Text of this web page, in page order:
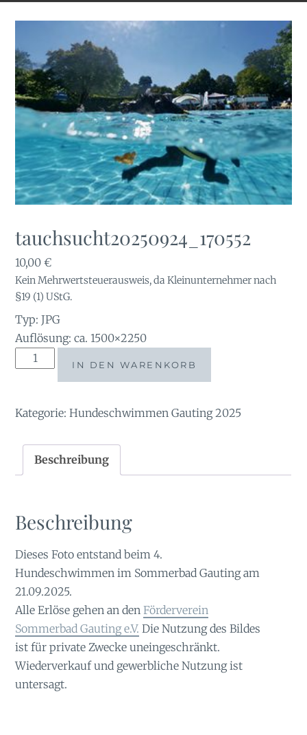
tauchsucht20250924_170552
10,00€
Kein Mehrwertsteuerausweis, da Kleinunternehmer nach
§19 (1) UStG.
Typ: JPG
Auflösung: ca. 1500×2250
tauchsucht20250924_170552
IN DEN WARENKORB
Kategorie:Hundeschwimmen Gauting 2025
Beschreibung
Beschreibung
Dieses Foto entstand beim 4.
Hundeschwimmen im Sommerbad Gauting am
21.09.2025.
Alle Erlöse gehen an denFörderverein
Sommerbad Gauting e.V. Die Nutzung des Bildes
ist für private Zwecke uneingeschränkt.
Wiederverkauf und gewerbliche Nutzung ist
untersagt.